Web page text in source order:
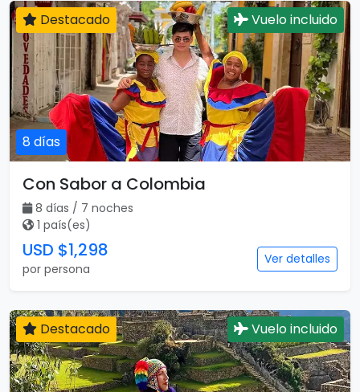
8 días
Destacado Vuelo incluido
Con Sabor a Colombia
8 días / 7 noches
1 país(es)
USD $1,298
por persona
Ver detalles
Destacado Vuelo incluido